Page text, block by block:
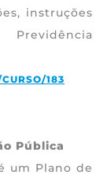
instruções
183
Pública
um Plano de